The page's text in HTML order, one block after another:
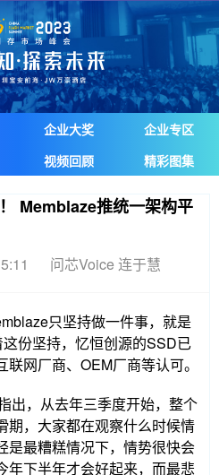
企业大奖
企业专区
视频回顾 精彩图集
Memblaze推统一架构平
问芯Voice 连于慧
只坚持做一件事，就是
份坚持，忆恒创源的SSD已
网厂商、OEM厂商等认可。
出，从去年三季度开始，整个
期，大家都在观察什么时候情
是最糟糕情况下，情势很快会
年下半年才会好起来，而最悲